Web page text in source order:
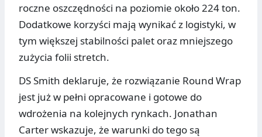
roczne oszczędności na poziomie około 224 ton.
Dodatkowe korzyści mają wynikać z logistyki, w
tym większej stabilności palet oraz mniejszego
zużycia folii stretch.
DS Smith deklaruje, że rozwiązanie Round Wrap
jest już w pełni opracowane i gotowe do
wdrożenia na kolejnych rynkach. Jonathan
Carter wskazuje, że warunki do tego są